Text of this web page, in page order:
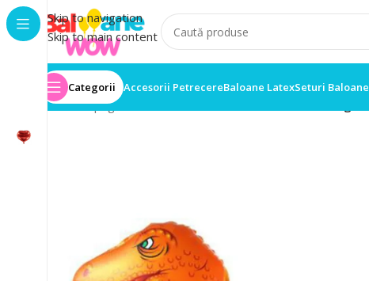
Skip to navigation
Skip to main content
Categorii Accesorii PetrecereBaloane LatexSeturi Baloane
Prima pagină